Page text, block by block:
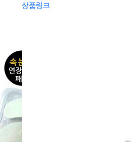
상품링크